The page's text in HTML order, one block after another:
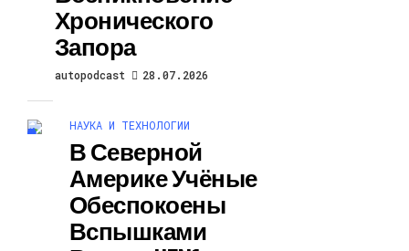
Хронического
Запора
autopodcast 28.07.2026
НАУКА И ТЕХНОЛОГИИ
В Северной
Америке Учёные
Обеспокоены
Вспышками